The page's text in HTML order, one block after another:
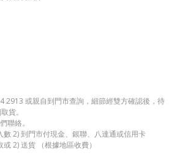
2913 或親自到門市查詢，細節經雙方確認後，待
貨。
聯絡。
數 2) 到門市付現金、銀聯、八達通或信用卡
2) 送貨 （根據地區收費）